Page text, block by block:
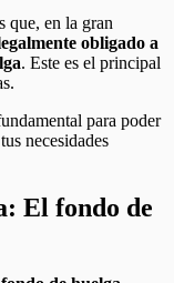
que, en la gran
obligado a
. Este es el principal
para poder
necesidades
El fondo de